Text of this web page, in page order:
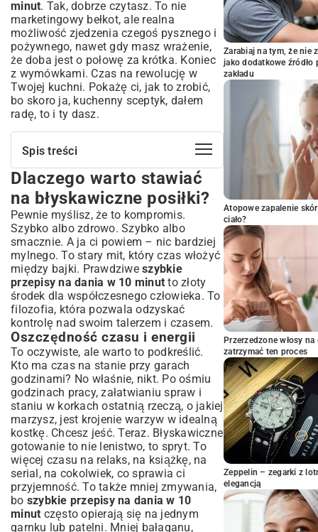
minut. Tak, dobrze czytasz. To nie
marketingowy bełkot, ale realna
możliwość zjedzenia czegoś pysznego i
pożywnego, nawet gdy masz wrażenie,
że doba jest o połowę za krótka. Koniec
z wymówkami. Czas na rewolucję w
Twojej kuchni. Pokażę ci, jak to zrobić,
bo skoro ja, kuchenny sceptyk, dałem
radę, to i ty dasz.
Spis treści
Dlaczego warto stawiać na
błyskawiczne posiłki?
Oszczędność czasu i energii
Zdrowe nawyki w zabieganym świecie
Śniadania i lunche gotowe w mgnieniu
oka
Pomysły na pożywne śniadania w 10 minut
Ekspresowe obiady do pracy i na home
office
Obiad w 10 minut? To możliwe!
Makaronowe cuda na szybko
Azjatyckie inspiracje: stir-fry i zupy
Warzywne hity, które zachwycają smakiem
i szybkością
Praktyczne triki i produkty must-have do
szybkich dań
Jak zorganizować kuchnię pod kątem
szybkości?
Lista zakupów: co zawsze mieć pod ręką?
Szybkie przepisy dla każdego – wege,
mięso, ryby
Roślinne dania w ekspresowym tempie
Szybkie posiłki z drobiem i rybami
Dlaczego warto stawiać
na błyskawiczne posiłki?
Pewnie myślisz, że to kompromis.
Szybko albo zdrowo. Szybko albo
smacznie. A ja ci powiem – nic bardziej
mylnego. To stary mit, który czas włożyć
między bajki. Prawdziwe szybkie
przepisy na dania w 10 minut to złoty
środek dla współczesnego człowieka. To
filozofia, która pozwala odzyskać
kontrolę nad swoim talerzem i czasem.
Oszczędność czasu i energii
To oczywiste, ale warto to podkreślić.
Kto ma czas na stanie przy garach
godzinami? No właśnie, nikt. Po ośmiu
godzinach pracy, załatwianiu spraw i
staniu w korkach ostatnią rzeczą, o jakiej
marzysz, jest krojenie warzyw w idealną
kostkę. Chcesz jeść. Teraz. Błyskawiczne
gotowanie to nie lenistwo, to spryt. To
więcej czasu na relaks, na książkę, na
serial, na cokolwiek, co sprawia ci
przyjemność. To także mniej zmywania,
bo szybkie przepisy na dania w 10
minut często opierają się na jednym
garnku lub patelni. Mniej bałaganu,
Zarabiaj na tym, że nie
jako dodatkowe
zakładu
Atopowe zapalenie
ciało?
Przerzedzone włosy
zatrzymać ten proces
Zeppelin – zegarki z
elegancją